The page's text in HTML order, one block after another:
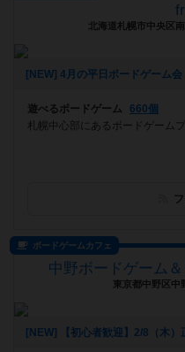
北海道札幌市中央区
[NEW] 4月の平日ボードゲーム
遊べるボードゲーム
660個
札幌中心部にあるボードゲーム
ボードゲームカフェ
中野ボードゲーム
東京都中野区中